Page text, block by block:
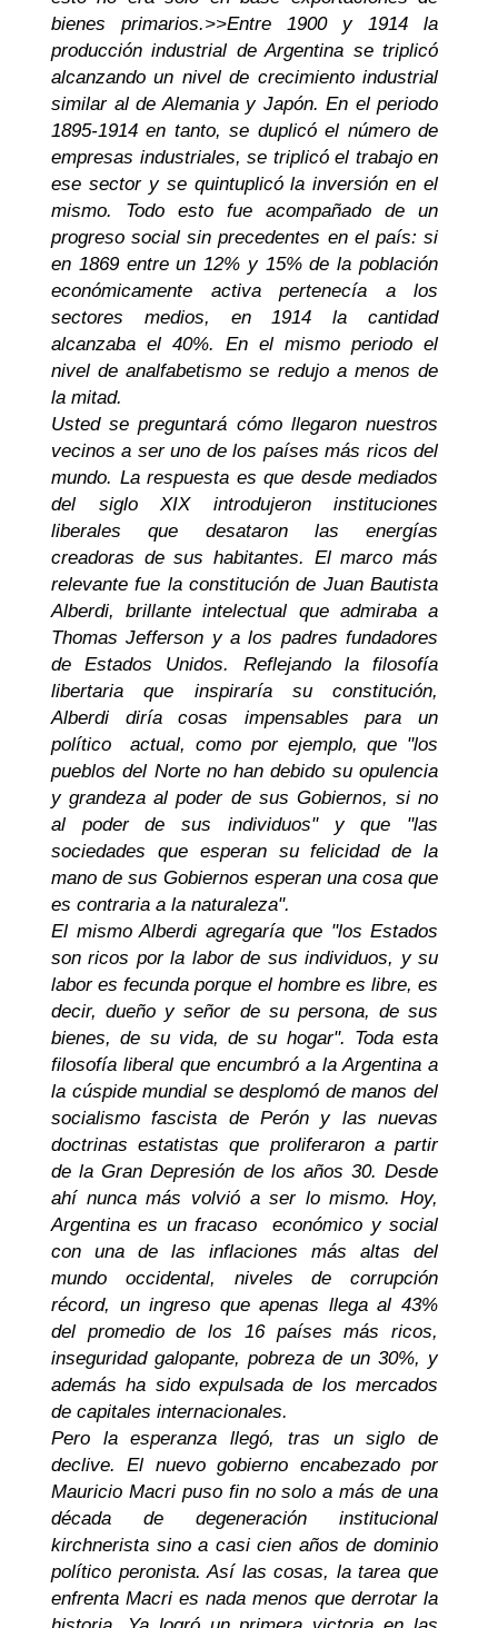
bienes primarios.>>Entre 1900 y 1914 la
producción industrial de Argentina se triplicó
alcanzando un nivel de crecimiento industrial
similar al de Alemania y Japón. En el periodo
1895-1914 en tanto, se duplicó el número de
empresas industriales, se triplicó el trabajo en
ese sector y se quintuplicó la inversión en el
mismo. Todo esto fue acompañado de un
progreso social sin precedentes en el país: si
en 1869 entre un 12% y 15% de la población
económicamente activa pertenecía a los
sectores medios, en 1914 la cantidad
alcanzaba el 40%. En el mismo periodo el
nivel de analfabetismo se redujo a menos de
la mitad.
Usted se preguntará cómo llegaron nuestros
vecinos a ser uno de los países más ricos del
mundo. La respuesta es que desde mediados
del siglo XIX introdujeron instituciones
liberales que desataron las energías
creadoras de sus habitantes. El marco más
relevante fue la constitución de Juan Bautista
Alberdi, brillante intelectual que admiraba a
Thomas Jefferson y a los padres fundadores
de Estados Unidos. Reflejando la filosofía
libertaria que inspiraría su constitución,
Alberdi diría cosas impensables para un
político actual, como por ejemplo, que "los
pueblos del Norte no han debido su opulencia
y grandeza al poder de sus Gobiernos, si no
al poder de sus individuos" y que "las
sociedades que esperan su felicidad de la
mano de sus Gobiernos esperan una cosa que
es contraria a la naturaleza".
El mismo Alberdi agregaría que "los Estados
son ricos por la labor de sus individuos, y su
labor es fecunda porque el hombre es libre, es
decir, dueño y señor de su persona, de sus
bienes, de su vida, de su hogar". Toda esta
filosofía liberal que encumbró a la Argentina a
la cúspide mundial se desplomó de manos del
socialismo fascista de Perón y las nuevas
doctrinas estatistas que proliferaron a partir
de la Gran Depresión de los años 30. Desde
ahí nunca más volvió a ser lo mismo. Hoy,
Argentina es un fracaso económico y social
con una de las inflaciones más altas del
mundo occidental, niveles de corrupción
récord, un ingreso que apenas llega al 43%
del promedio de los 16 países más ricos,
inseguridad galopante, pobreza de un 30%, y
además ha sido expulsada de los mercados
de capitales internacionales.
Pero la esperanza llegó, tras un siglo de
declive. El nuevo gobierno encabezado por
Mauricio Macri puso fin no solo a más de una
década de degeneración institucional
kirchnerista sino a casi cien años de dominio
político peronista. Así las cosas, la tarea que
enfrenta Macri es nada menos que derrotar la